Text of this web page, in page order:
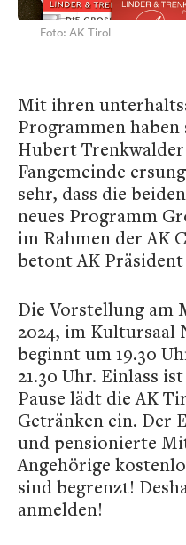
Foto: AK Tirol
Mit ihren
Programmen
Hubert
Fangemeinde
sehr, dass die
neues Programm
im Rahmen der AK
betont AK
Die Vorstellung am
2024, im Kultursaal
beginnt um 19.30
21.30 Uhr. Einlass
Pause lädt die AK
Getränken ein.
und pensionierte
Angehörige
sind begrenzt!
anmelden!